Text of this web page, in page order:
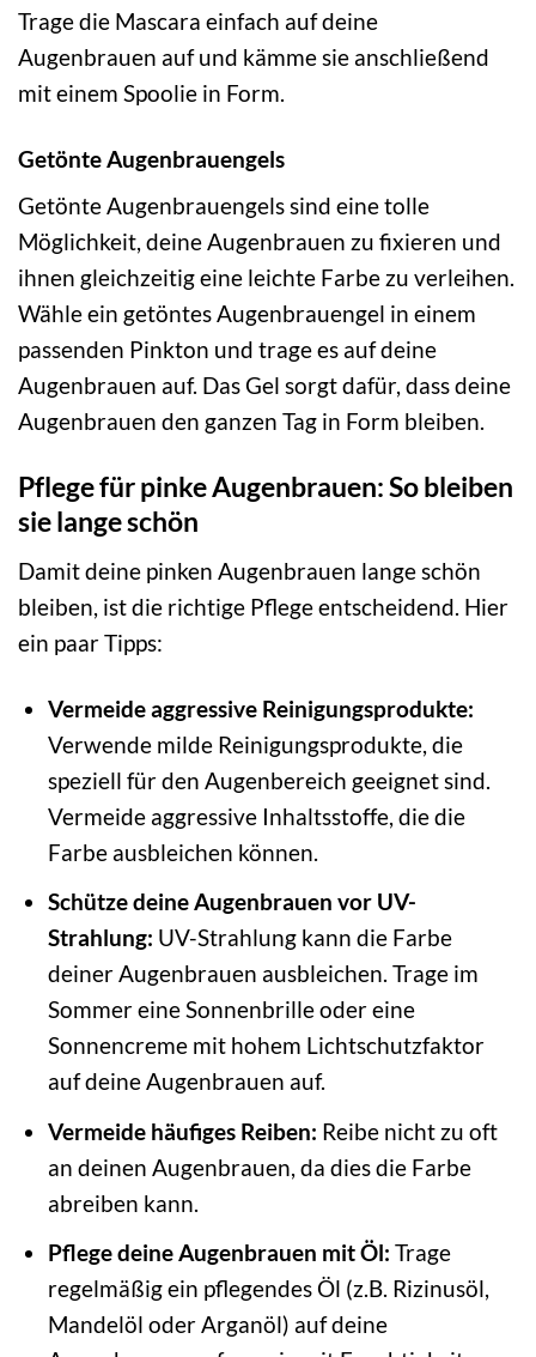
Trage die Mascara einfach auf deine
Augenbrauen auf und kämme sie anschließend
mit einem Spoolie in Form.
Getönte Augenbrauengels
Getönte Augenbrauengels sind eine tolle
Möglichkeit, deine Augenbrauen zu fixieren und
ihnen gleichzeitig eine leichte Farbe zu verleihen.
Wähle ein getöntes Augenbrauengel in einem
passenden Pinkton und trage es auf deine
Augenbrauen auf. Das Gel sorgt dafür, dass deine
Augenbrauen den ganzen Tag in Form bleiben.
Pflege für pinke Augenbrauen: So bleiben
sie lange schön
Damit deine pinken Augenbrauen lange schön
bleiben, ist die richtige Pflege entscheidend. Hier
ein paar Tipps:
Vermeide aggressive Reinigungsprodukte:
Verwende milde Reinigungsprodukte, die
speziell für den Augenbereich geeignet sind.
Vermeide aggressive Inhaltsstoffe, die die
Farbe ausbleichen können.
Schütze deine Augenbrauen vor UV-
Strahlung: UV-Strahlung kann die Farbe
deiner Augenbrauen ausbleichen. Trage im
Sommer eine Sonnenbrille oder eine
Sonnencreme mit hohem Lichtschutzfaktor
auf deine Augenbrauen auf.
Vermeide häufiges Reiben: Reibe nicht zu oft
an deinen Augenbrauen, da dies die Farbe
abreiben kann.
Pflege deine Augenbrauen mit Öl: Trage
regelmäßig ein pflegendes Öl (z.B. Rizinusöl,
Mandelöl oder Arganöl) auf deine